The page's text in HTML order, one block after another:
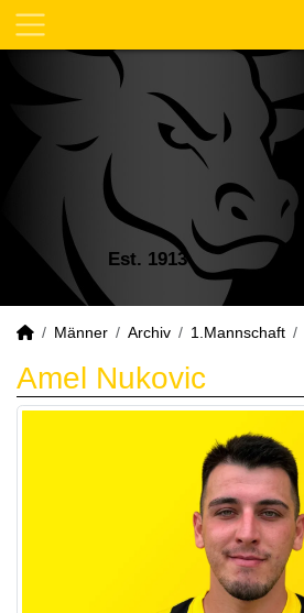
Est. 1913
Männer Archiv 1.Mannschaft
Amel Nukovic